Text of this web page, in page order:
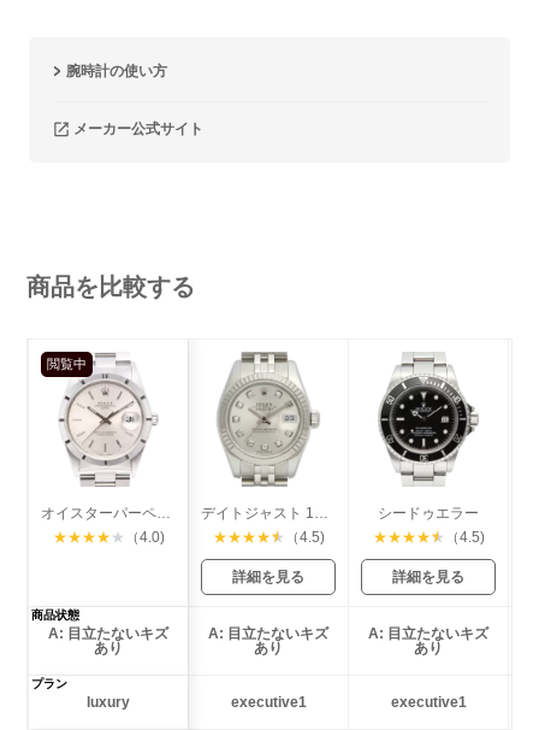
腕時計の使い方
メーカー公式サイト
商品を比較する
閲覧中
オイスターパーペチュアル デイト エンジンターンドベゼル
★★★★ ★ （4.0)
デイトジャスト 10Pダイヤ
★★★★★ （4.5)
詳細を見る
シードゥエラー
★★★★★ （4.5)
詳細を見る
商品状態
A: 目立たないキズ
あり
A: 目立たないキズ
あり
A: 目立たないキズ
あり
プラン
luxury executive1 executive1